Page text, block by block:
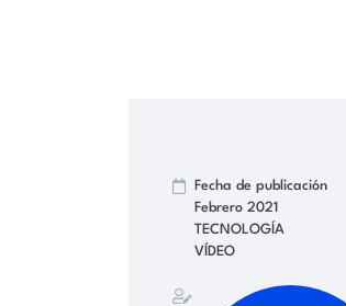
Fecha de publicación
Febrero 2021
TECNOLOGÍA
VÍDEO